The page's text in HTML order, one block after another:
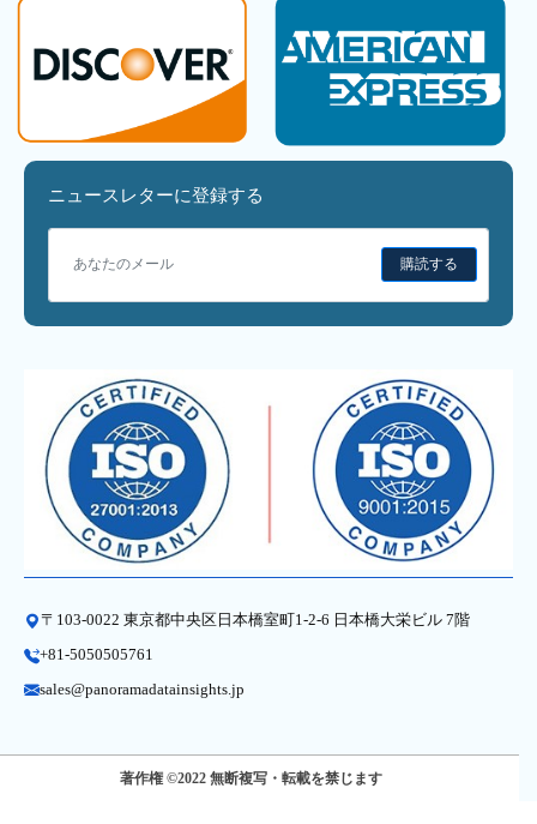
ニュースレターに登録する
購読する
〒103-0022 東京都中央区日本橋室町1-2-6 日本橋大栄ビル 7階
+81-5050505761
sales@panoramadatainsights.jp
著作権 ©2022 無断複写・転載を禁じます